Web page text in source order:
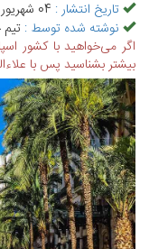
تاریخ انتشار : 04 شهریور 1402 14:43
نوشته شده توسط :
اگر می‌خواهید با کشور
بیشتر بشناسید پس با